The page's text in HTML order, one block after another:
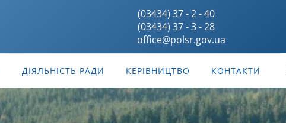
(03434) 37 - 2 - 40
(03434) 37 - 3 - 28
office@polsr.gov.ua
ДІЯЛЬНІСТЬ РАДИ КЕРІВНИЦТВО КОНТАКТИ